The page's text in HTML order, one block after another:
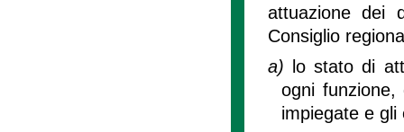
attuazione dei
Consiglio
a)
lo stato di
ogni funzione,
impiegate e gli